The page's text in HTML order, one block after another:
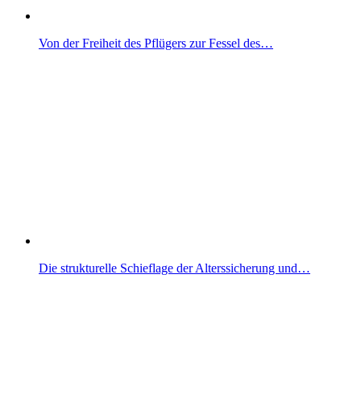
Von der Freiheit des Pflügers zur Fessel des…
Die strukturelle Schieflage der Alterssicherung und…